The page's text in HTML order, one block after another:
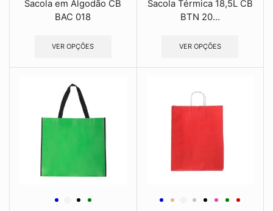
Sacola em Algodão CB
BAC 018
VER OPÇÕES
Sacola Térmica 18,5L CB
BTN 20...
VER OPÇÕES